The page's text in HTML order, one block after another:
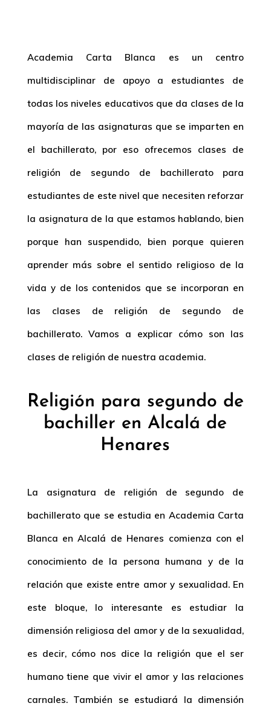
Academia Carta Blanca es un centro
multidisciplinar de apoyo a estudiantes de
todas los niveles educativos que da clases de la
mayoría de las asignaturas que se imparten en
el bachillerato, por eso ofrecemos clases de
religión de segundo de bachillerato para
estudiantes de este nivel que necesiten reforzar
la asignatura de la que estamos hablando, bien
porque han suspendido, bien porque quieren
aprender más sobre el sentido religioso de la
vida y de los contenidos que se incorporan en
las clases de religión de segundo de
bachillerato. Vamos a explicar cómo son las
clases de religión de nuestra academia.
Religión para segundo de
bachiller en Alcalá de
Henares
La asignatura de religión de segundo de
bachillerato que se estudia en Academia Carta
Blanca en Alcalá de Henares comienza con el
conocimiento de la persona humana y de la
relación que existe entre amor y sexualidad. En
este bloque, lo interesante es estudiar la
dimensión religiosa del amor y de la sexualidad,
es decir, cómo nos dice la religión que el ser
humano tiene que vivir el amor y las relaciones
carnales. También se estudiará la dimensión